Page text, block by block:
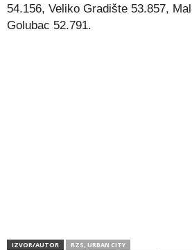
54.156, Veliko Gradište 53.857,
Golubac 52.791.
IZVOR/AUTOR
RZS, URBAN CITY